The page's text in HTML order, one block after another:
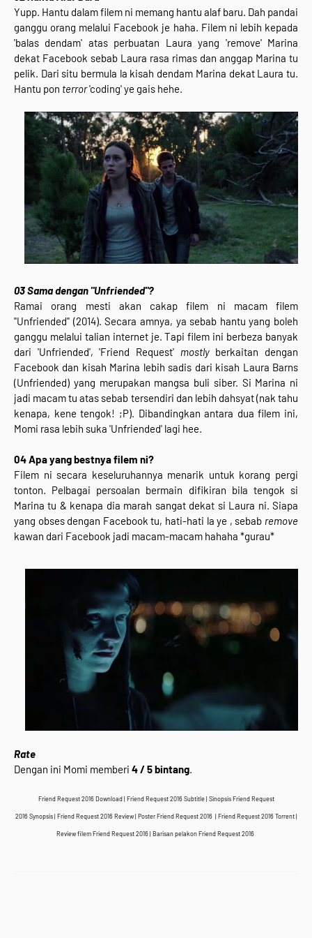
Yupp. Hantu dalam filem ni memang hantu alaf baru. Dah pandai
ganggu orang melalui Facebook je haha. Filem ni lebih kepada
'balas dendam' atas perbuatan Laura yang 'remove' Marina
dekat Facebook sebab Laura rasa rimas dan anggap Marina tu
pelik. Dari situ bermula la kisah dendam Marina dekat Laura tu.
Hantu pon terror'coding' ye gais hehe.
03Sama dengan "Unfriended"?
Ramai orang mesti akan cakap filem ni macam filem
"Unfriended" (2014). Secara amnya, ya sebab hantu yang boleh
ganggu melalui talian internet je. Tapi filem ini berbeza banyak
dari 'Unfriended', 'Friend Request' mostly berkaitan dengan
Facebook dan kisah Marina lebih sadis dari kisah Laura Barns
(Unfriended) yang merupakan mangsa buli siber. Si Marina ni
jadi macam tu atas sebab tersendiri dan lebih dahsyat (nak tahu
kenapa, kene tengok! ;P). Dibandingkan antara dua filem ini,
Momi rasa lebih suka 'Unfriended' lagi hee.
04 Apa yang bestnya filem ni?
Filem ni secara keseluruhannya menarik untuk korang pergi
tonton. Pelbagai persoalan bermain difikiran bila tengok si
Marina tu & kenapa dia marah sangat dekat si Laura ni. Siapa
yang obses dengan Facebook tu, hati-hati la ye , sebab remove
kawan dari Facebook jadi macam-macam hahaha *gurau*
Rate
Dengan ini Momi memberi 4 / 5 bintang.
Friend Request 2016 Download | Friend Request 2016Subtitle | SinopsisFriend Request
2016Synopsis | Friend Request 2016Review | PosterFriend Request 2016 | Friend Request 2016Torrent |
Review filemFriend Request 2016| Barisan pelakonFriend Request 2016